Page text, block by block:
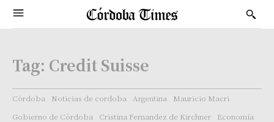
Tag: Credit Suisse
Córdoba Noticias de cordoba Argentina
Mauricio Macri
Gobierno de Córdoba
Cristina Fernandez de Kirchner
Economía